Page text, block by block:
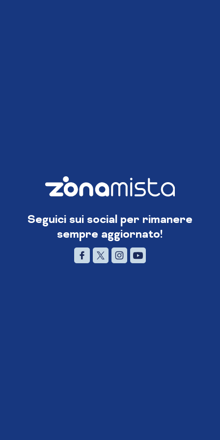
Seguici sui social per rimanere
sempre aggiornato!